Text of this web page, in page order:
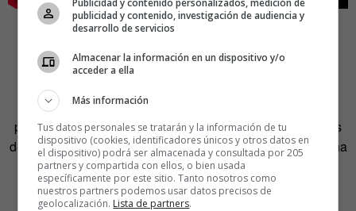
De hecho, si se echa un vistazo a la historia reciente, la
práctica totalidad de vencedores del festival en las últimas
décadas cantaban -aunque fuera a trozos- en inglés, en una
clara muestra de sumisión al idioma dominante en lo
político.
publicidad y contenido, investigación de audiencia y
desarrollo de servicios
Almacenar la información en un dispositivo y/o
acceder a ella
Más información
Tus datos personales se tratarán y la información de tu
dispositivo (cookies, identificadores únicos y otros datos en
el dispositivo) podrá ser almacenada y consultada por 205
partners y compartida con ellos, o bien usada
específicamente por este sitio. Tanto nosotros como
nuestros partners podemos usar datos precisos de
geolocalización. Lista de partners.